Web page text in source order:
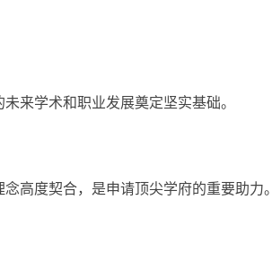
来学术和职业发展奠定坚实基础。
高度契合，是申请顶尖学府的重要助力。